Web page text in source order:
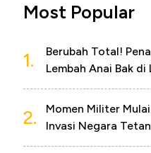
Most Popular
1.
Berubah Total!
Lembah Anai Bak di
2.
Momen Militer
Invasi Negara